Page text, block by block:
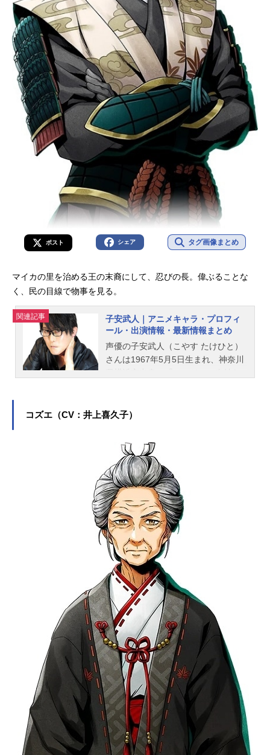
ポスト シェア タグ画像まとめ
マイカの里を治める王の末裔にして、忍びの長。偉ぶることな
く、民の目線で物事を見る。
関連記事
子安武人｜アニメキャラ・プロフィ
ール・出演情報・最新情報まとめ
声優の子安武人（こやす たけひと）
さんは1967年5月5日生まれ、神奈川
ど、人気作品のキャラクターを多く
コズエ（CV：井上喜久子）